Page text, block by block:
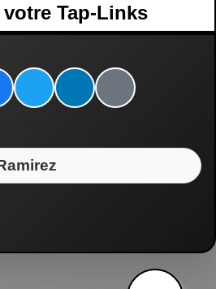
votre Tap-Links